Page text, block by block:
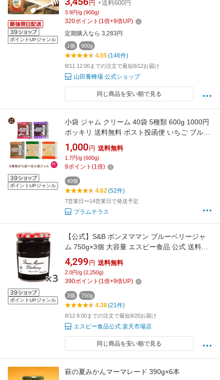
ポイントUPジャンル
父 母 夫 妻 両親 お取り寄せグルメ ギフト 贈答
プレゼント 誕生日 お中元
円 +送料600円
3.9円/g (900g)
320ポイント (1倍+9倍UP)
定期購入なら 3,283円
1個 900g
4.55(146件)
8/11 12:00までの注文で最短8/12お届け
山田養蜂場 公式ショップ
同じ商品を安い順で見る
ポイントUPジャンル
小袋 ジャム クリーム 40袋 5種類 600g 1000円
ポッキリ 送料無料 ポスト投函便 いちご ブルー
ベリー メープル りんご マーマレード
1,000 円 送料無料
1.7円/g (600g)
9ポイント (1倍)
40個
4.62(52件)
7営業日〜14営業日で発送予定
プラムテラス
ポイントUPジャンル
【公式】S&B ボンヌママン ブルーベリージャ
ム 750g×3個 大容量 エスビー食品 公式 送料無
料 ジャム まとめ買い BonneMaman フランス
4,299 円 送料無料
2.0円/g (2,250g)
390ポイント (1倍+9倍UP)
3個 750g
4.38(21件)
8/12 8:00までの注文で最短8/20お届け
エスビー食品公式 楽天市場店
同じ商品を安い順で見る
萩の夏みかんマーマレード 390g×6本